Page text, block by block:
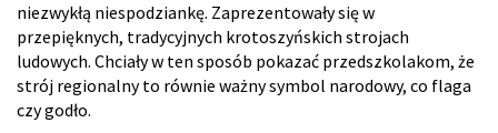
niezwykłą niespodziankę. Zaprezentowały się w
przepięknych, tradycyjnych krotoszyńskich strojach
ludowych. Chciały w ten sposób pokazać przedszkolakom, że
strój regionalny to równie ważny symbol narodowy, co flaga
czy godło.